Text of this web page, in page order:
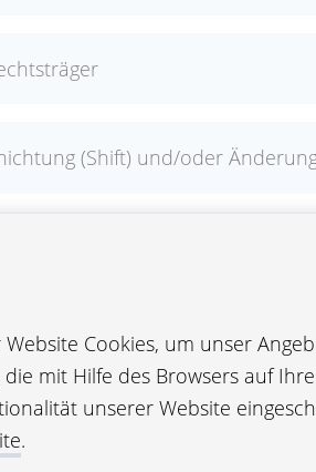
(Shift) und/oder
Cookies, um unser
mit Hilfe des Browsers auf
unserer Website
.